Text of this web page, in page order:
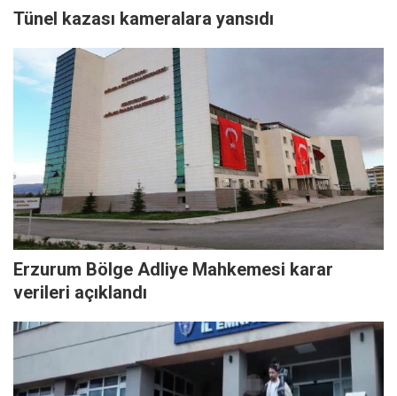
Tünel kazası kameralara yansıdı
Erzurum Bölge Adliye Mahkemesi karar
verileri açıklandı